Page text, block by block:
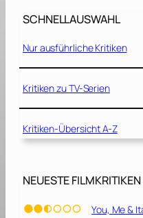
a
e
n
s
n
d
[
9
SCHNELLAUSWAHL
Nur ausführliche Kritiken
Kritiken zu TV-Serien
Kritiken-Übersicht A-Z
NEUESTE FILMKRITIKEN
You, Me &